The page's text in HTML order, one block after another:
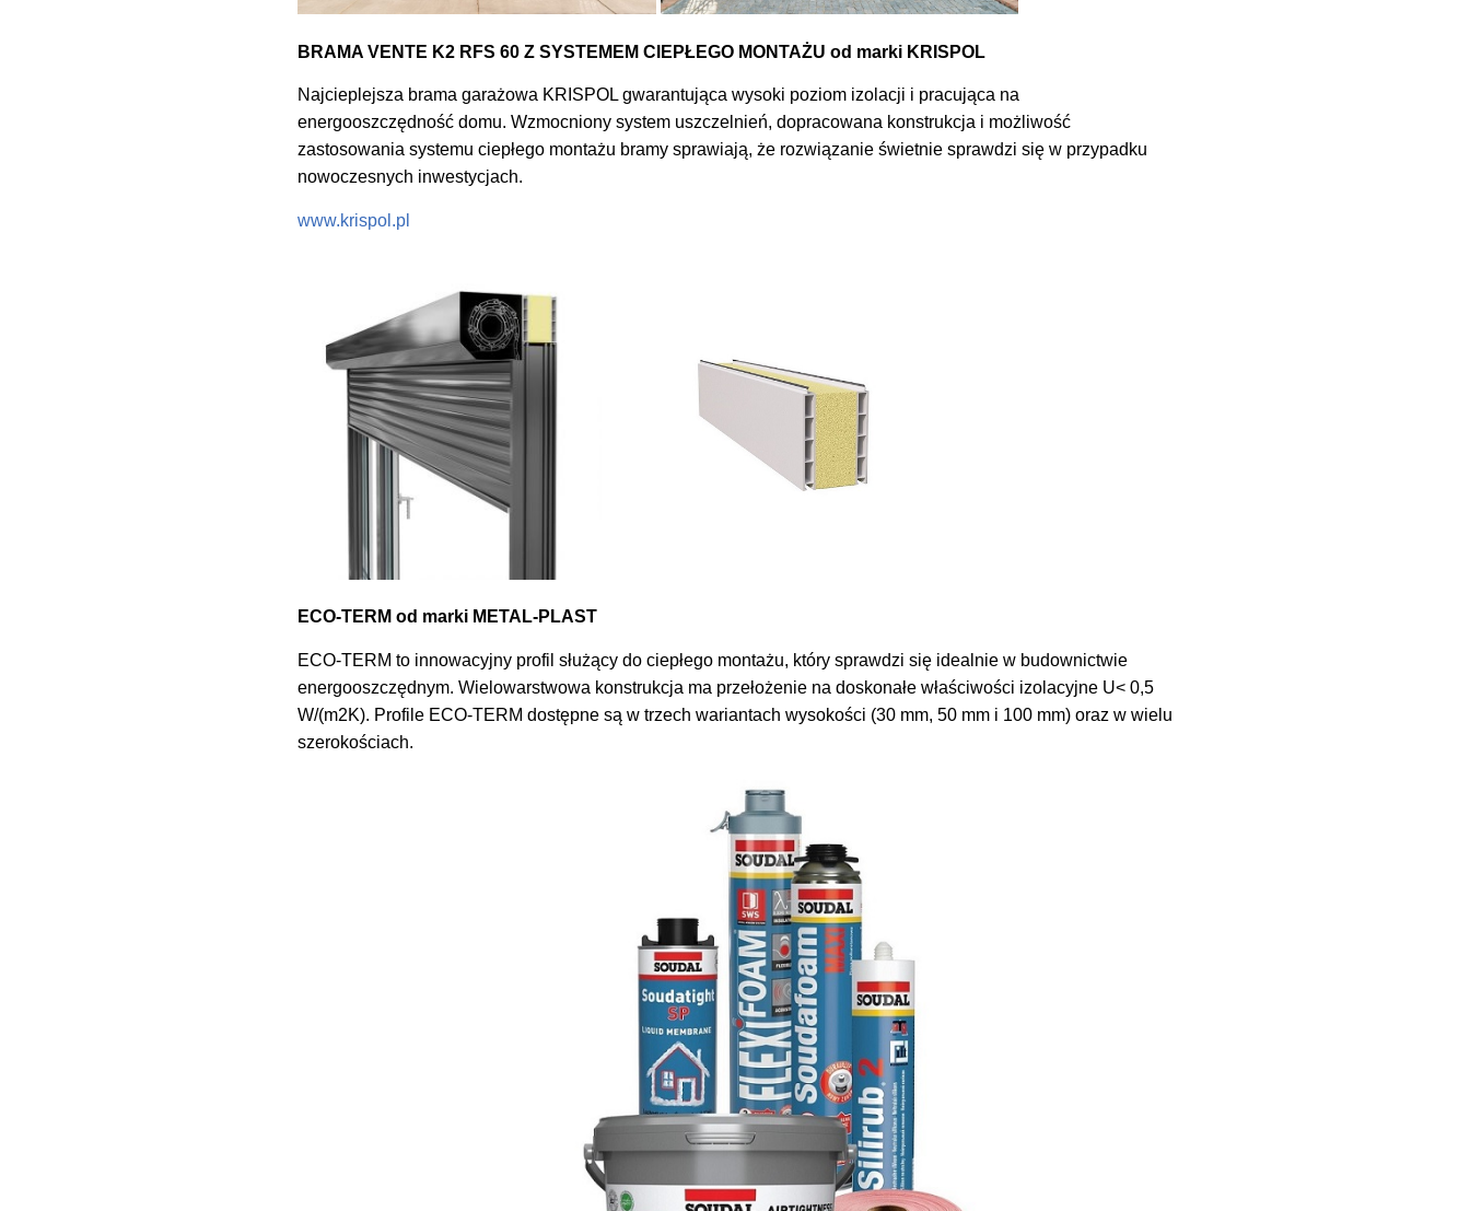
BRAMA VENTE K2 RFS 60 Z SYSTEMEM CIEPŁEGO MONTAŻU od marki KRISPOL
Najcieplejsza brama garażowa KRISPOL gwarantująca wysoki poziom izolacji i pracująca na
energooszczędność domu. Wzmocniony system uszczelnień, dopracowana konstrukcja i możliwość
zastosowania systemu ciepłego montażu bramy sprawiają, że rozwiązanie świetnie sprawdzi się w przypadku
nowoczesnych inwestycjach.
www.krispol.pl
ECO-TERM od marki METAL-PLAST
ECO-TERM to innowacyjny profil służący do ciepłego montażu, który sprawdzi się idealnie w budownictwie
energooszczędnym. Wielowarstwowa konstrukcja ma przełożenie na doskonałe właściwości izolacyjne U< 0,5
W/(m2K). Profile ECO-TERM dostępne są w trzech wariantach wysokości (30 mm, 50 mm i 100 mm) oraz w wielu
szerokościach.